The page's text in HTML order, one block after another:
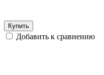
Купить
Добавить к сравнению